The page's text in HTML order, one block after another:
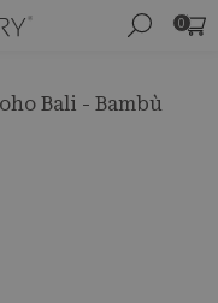
0
Bali - Bambù